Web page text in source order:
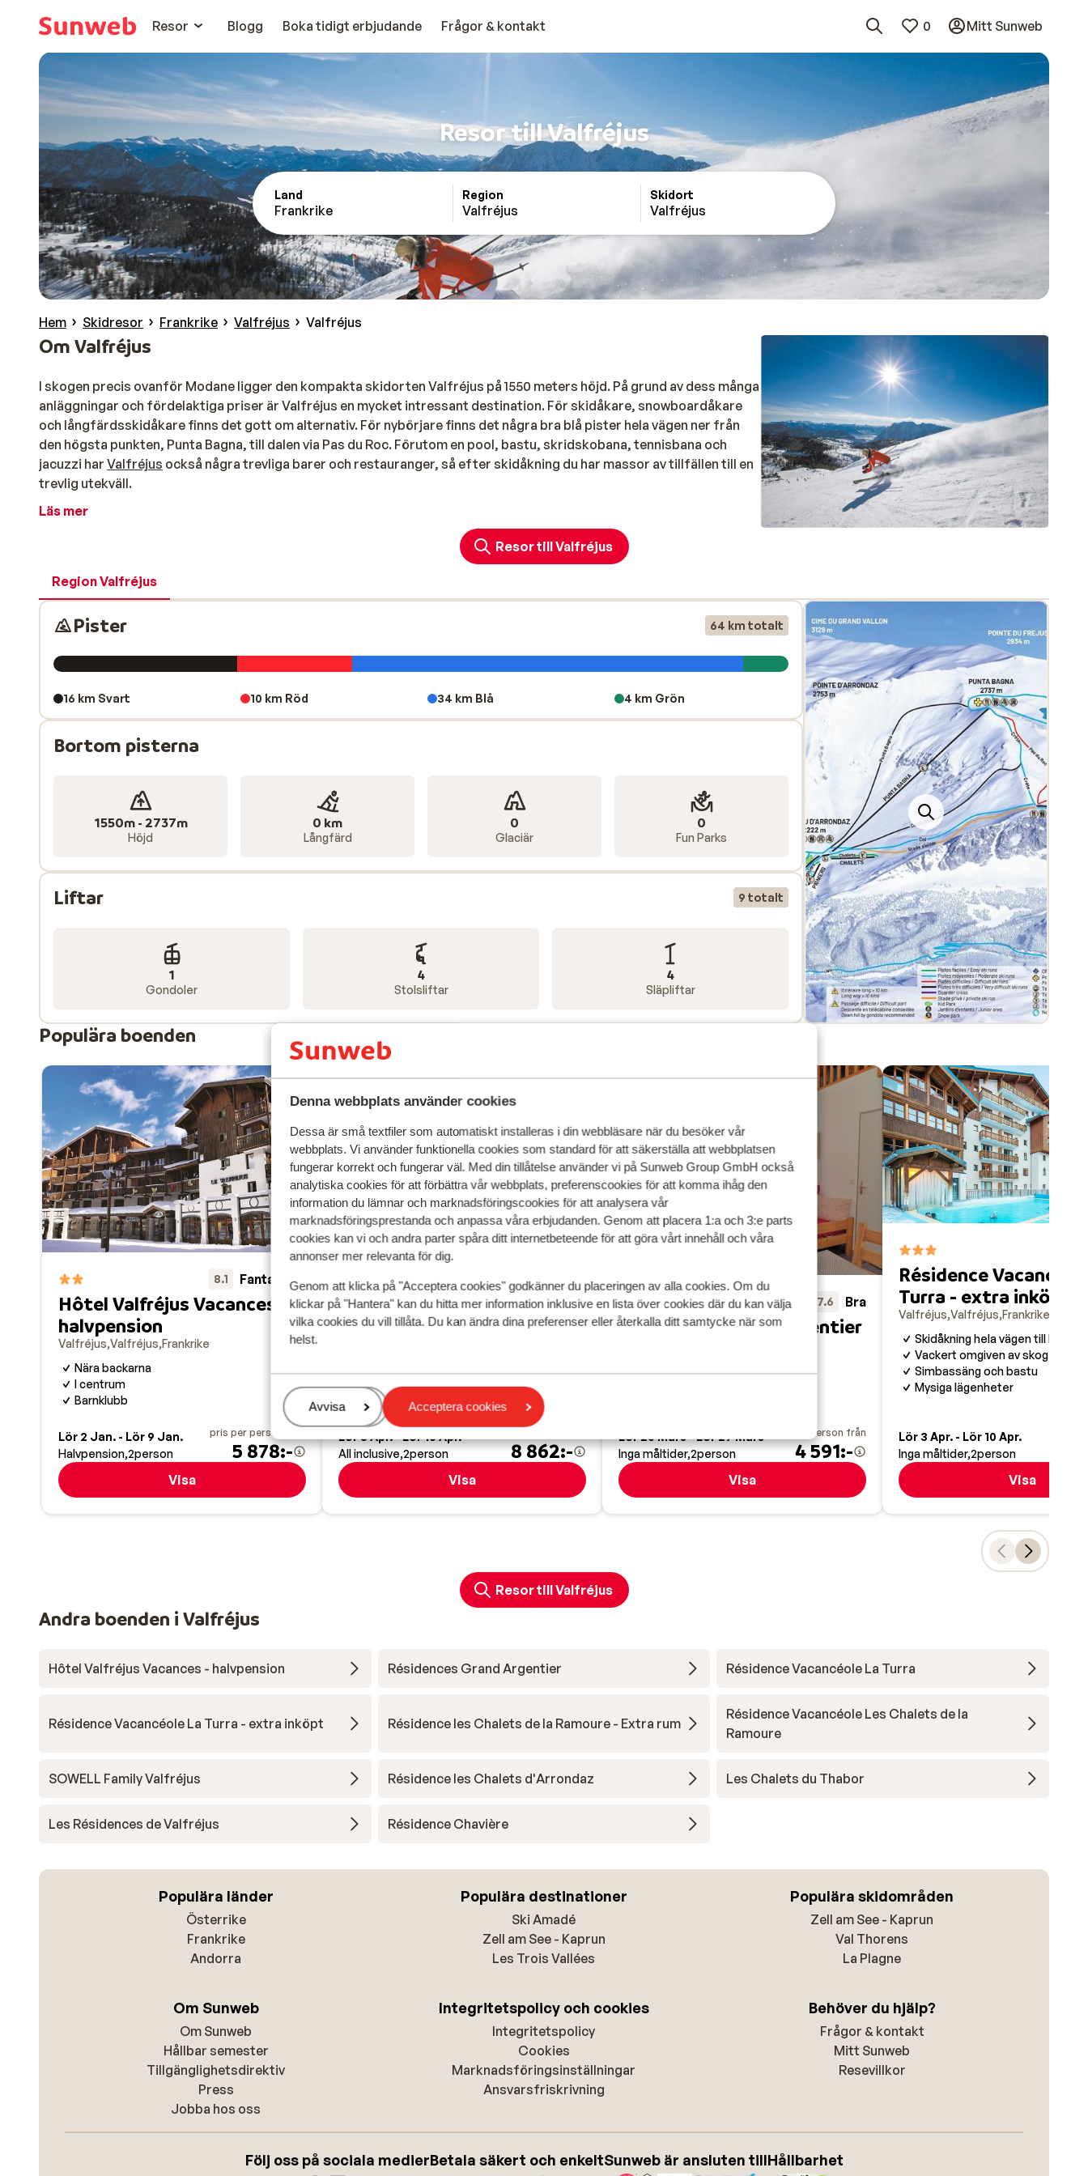
Denna webbplats använder cookies
Dessa är små textfiler som automatiskt installeras i din webbläsare när du besöker vår
webbplats. Vi använder funktionella cookies som standard för att säkerställa att webbplatsen
fungerar korrekt och fungerar väl. Med din tillåtelse använder vi på Sunweb Group GmbH också
analytiska cookies för att förbättra vår webbplats, preferenscookies för att komma ihåg den
information du lämnar och marknadsföringscookies för att analysera vår
marknadsföringsprestanda och anpassa våra erbjudanden. Genom att placera 1:a och 3:e parts
cookies kan vi och andra parter spåra ditt internetbeteende för att göra vårt innehåll och våra
annonser mer relevanta för dig.
Genom att klicka på "Acceptera cookies" godkänner du placeringen av alla cookies. Om du
klickar på "Hantera" kan du hitta mer information inklusive en lista över cookies där du kan välja
vilka cookies du vill tillåta. Du kan ändra dina preferenser eller återkalla ditt samtycke när som
helst.
Hantera
Avvisa Acceptera cookies
Resor
Blogg Boka tidigt erbjudande Frågor & kontakt 0 Mitt Sunweb
Resor till Valfréjus
Land
Frankrike
Region
Valfréjus
Skidort
Valfréjus
Hem Skidresor Frankrike Valfréjus Valfréjus
Om Valfréjus
I skogen precis ovanför Modane ligger den kompakta skidorten Valfréjus på 1550 meters höjd. På grund av dess många
anläggningar och fördelaktiga priser är Valfréjus en mycket intressant destination. För skidåkare, snowboardåkare
och långfärdsskidåkare finns det gott om alternativ. För nybörjare finns det några bra blå pister hela vägen ner från
den högsta punkten, Punta Bagna, till dalen via Pas du Roc. Förutom en pool, bastu, skridskobana, tennisbana och
jacuzzi har Valfréjus också några trevliga barer och restauranger, så efter skidåkning du har massor av tillfällen till en
trevlig utekväll.
Läs mer
Resor till Valfréjus
Region Valfréjus
Pister 64 km totalt
16 km Svart 10 km Röd 34 km Blå 4 km Grön
Bortom pisterna
1550m - 2737m
Höjd
0 km
Långfärd
0
Glaciär
0
Fun Parks
Liftar 9 totalt
1
Gondoler
4
Stolsliftar
4
Släpliftar
Populära boenden
8.1 Fantastisk
Hôtel Valfréjus Vacances -
halvpension
Valfréjus Valfréjus Frankrike
Nära backarna
I centrum
Barnklubb
Lör 2 Jan. - Lör 9 Jan.
Halvpension 2person
pris per person från
5 878:-
Visa
7.3 Bra
SOWELL Family Valfréjus
Bara 200 meter från skidliften
I centrum
Lör 3 Apr. - Lör 10 Apr.
All inclusive 2person 8 862:-
Visa
7.6 Bra
Résidences Grand Argentier
Lör 20 Mars - Lör 27 Mars
Inga måltider 2person
pris per person från
4 591:-
Visa
Résidence
Turra - extra inköpt
Valfréjus Valfréjus Frankrike
Skidåkning hela vägen till
Vackert omgiven av skog
Simbassäng och bastu
Mysiga lägenheter
Lör 3 Apr. - Lör 10 Apr.
Inga måltider 2person
Visa
Resor till Valfréjus
Andra boenden i Valfréjus
Hôtel Valfréjus Vacances - halvpension Résidences Grand Argentier Résidence Vacancéole La Turra
Résidence Vacancéole La Turra - extra inköpt Résidence les Chalets de la Ramoure - Extra rum
Résidence Vacancéole Les Chalets de la
Ramoure
SOWELL Family Valfréjus Résidence les Chalets d'Arrondaz Les Chalets du Thabor
Les Résidences de Valfréjus Résidence Chavière
Populära länder
Österrike
Frankrike
Andorra
Populära destinationer
Ski Amadé
Zell am See - Kaprun
Les Trois Vallées
Populära skidområden
Zell am See - Kaprun
Val Thorens
La Plagne
Om Sunweb
Om Sunweb
Hållbar semester
Tillgänglighetsdirektiv
Press
Jobba hos oss
Integritetspolicy och cookies
Integritetspolicy
Cookies
Marknadsföringsinställningar
Ansvarsfriskrivning
Behöver du hjälp?
Frågor & kontakt
Mitt Sunweb
Resevillkor
Följ oss på sociala medierBetala säkert och enkeltSunweb är ansluten tillHållbarhet